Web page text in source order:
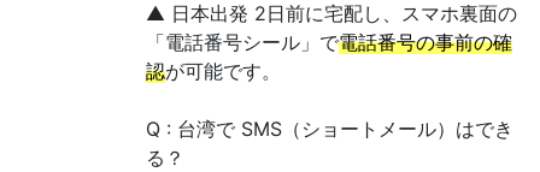
▲ 日本出発 2日前に宅配し、スマホ裏面の
「電話番号シール」で電話番号の事前の確
認が可能です。
Q : 台湾で SMS（ショートメール）はでき
る？